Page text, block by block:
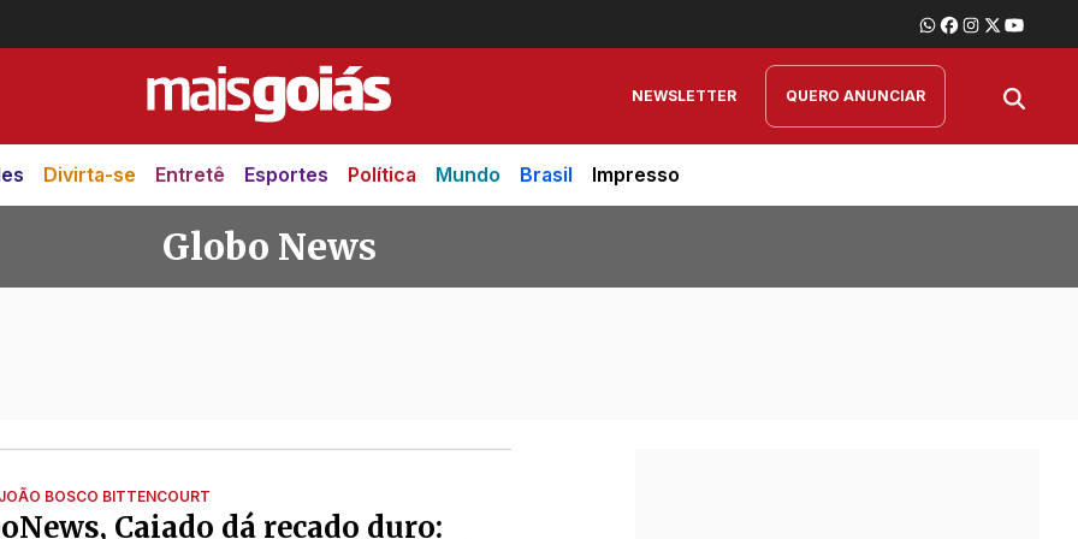
NEWSLETTER QUERO ANUNCIAR
Divirta-se Entretê Esportes Política Mundo Brasil Impresso
Globo News
BOSCO BITTENCOURT
Caiado dá recado duro: